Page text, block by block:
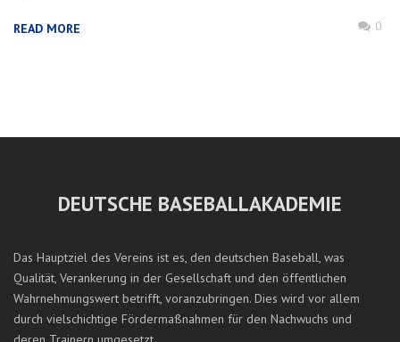
READ MORE 0
DEUTSCHE BASEBALLAKADEMIE
Das Hauptziel des Vereins ist es, den deutschen Baseball, was
Qualität, Verankerung in der Gesellschaft und den öffentlichen
Wahrnehmungswert betrifft, voranzubringen. Dies wird vor allem
durch vielschichtige Fördermaßnahmen für den Nachwuchs und